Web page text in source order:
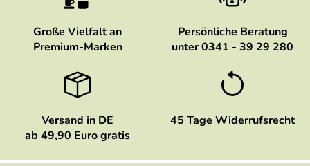
Große Vielfalt an
Premium-Marken
Persönliche Beratung
unter 0341 - 39 29 280
Versand in DE
ab 49,90 Euro gratis
45 Tage Widerrufsrecht